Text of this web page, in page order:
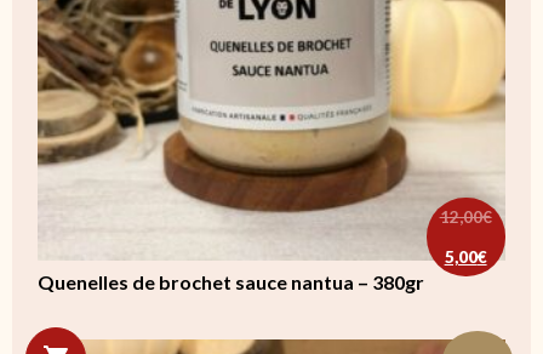
Quenelles de brochet sauce nantua – 380gr
12,00€
Le prix
5,00€
Le prix